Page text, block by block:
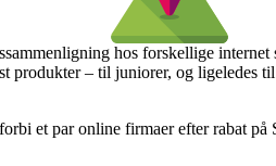
hos forskellige
produkter – til juniorer, og ligeledes
et par online firmaer efter rabat